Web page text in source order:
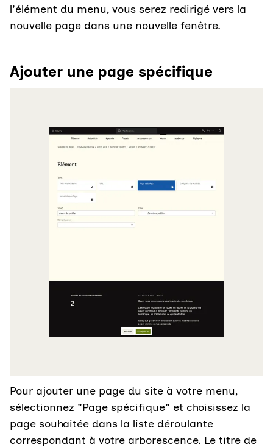
l'élément du menu, vous serez redirigé vers la
nouvelle page dans une nouvelle fenêtre.
Ajouter une page spécifique
Pour ajouter une page du site à votre menu,
sélectionnez "Page spécifique" et choisissez la
page souhaitée dans la liste déroulante
correspondant à votre arborescence. Le titre de